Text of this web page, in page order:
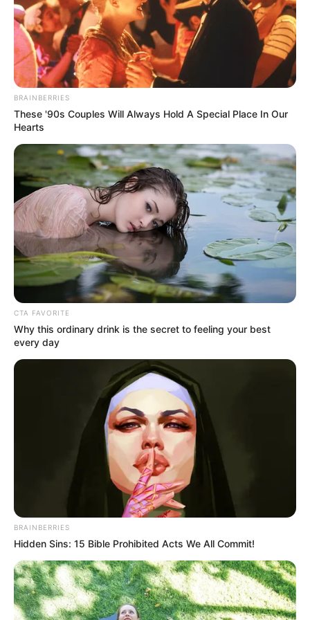
પર દોડી આવ્યો હતો. આ મામલામાં પોલીસ દ્વારા
અકસ્માતનો ગુનો દાખલ કરી વધુ કાર્યવાહી શરૂ કરી
હતી.
BRAINBERRIES
These '90s Couples Will Always Hold A Special Place In Our
Hearts
CTA FAVORITE
Why this ordinary drink is the secret to feeling your best
every day
BRAINBERRIES
Hidden Sins: 15 Bible Prohibited Acts We All Commit!